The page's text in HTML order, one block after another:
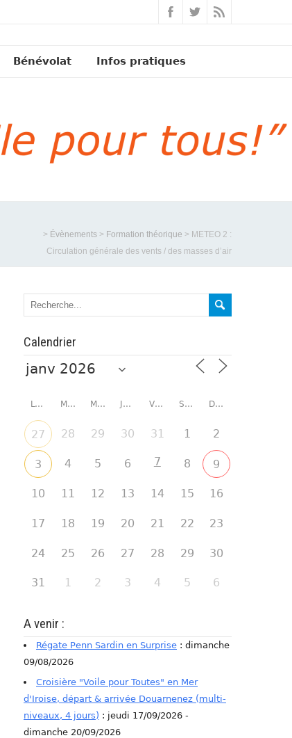
Bénévolat Infos pratiques
> Évènements > Formation théorique > METEO 2 :
Circulation générale des vents / des masses d’air
Calendrier
LUNDI MARDI MERCREDI JEUDI VENDREDI SAMEDI DIMANCHE
27 28 29 30 31 1 2
3 4 5 6 7 8 9
10 11 12 13 14 15 16
17 18 19 20 21 22 23
24 25 26 27 28 29 30
31 1 2 3 4 5 6
A venir :
Régate Penn Sardin en Surprise : dimanche
09/08/2026
Croisière "Voile pour Toutes" en Mer
d'Iroise, départ & arrivée Douarnenez (multi-
niveaux, 4 jours) : jeudi 17/09/2026 -
dimanche 20/09/2026